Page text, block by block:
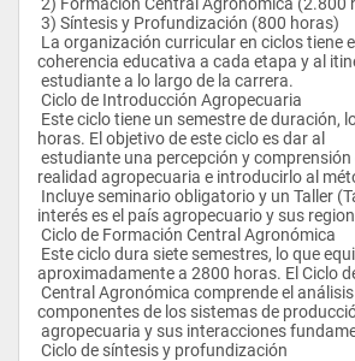
3) Síntesis y Profundización (800 horas)
coherencia educativa a cada etapa y al
estudiante a lo largo de la carrera.
Ciclo de Introducción Agropecuaria
horas. El objetivo de este ciclo es dar al
realidad agropecuaria e introducirlo al
interés es el país agropecuario y sus
Ciclo de Formación Central Agronómica
aproximadamente a 2800 horas. El Ciclo
componentes de los sistemas de
agropecuaria y sus interacciones
Ciclo de síntesis y profundización